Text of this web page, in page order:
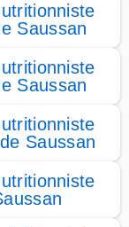
Saussan
Saussan
Saussan